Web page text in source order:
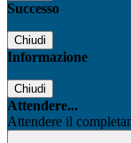
Successo
Chiudi
Informazione
Chiudi
Attendere...
Attendere il